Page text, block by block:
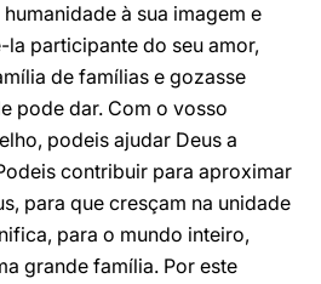
à sua imagem e
la participante do seu amor,
de famílias e gozasse
pode dar. Com o vosso
podeis ajudar Deus a
contribuir para aproximar
para que cresçam na unidade
para o mundo inteiro,
grande família. Por este